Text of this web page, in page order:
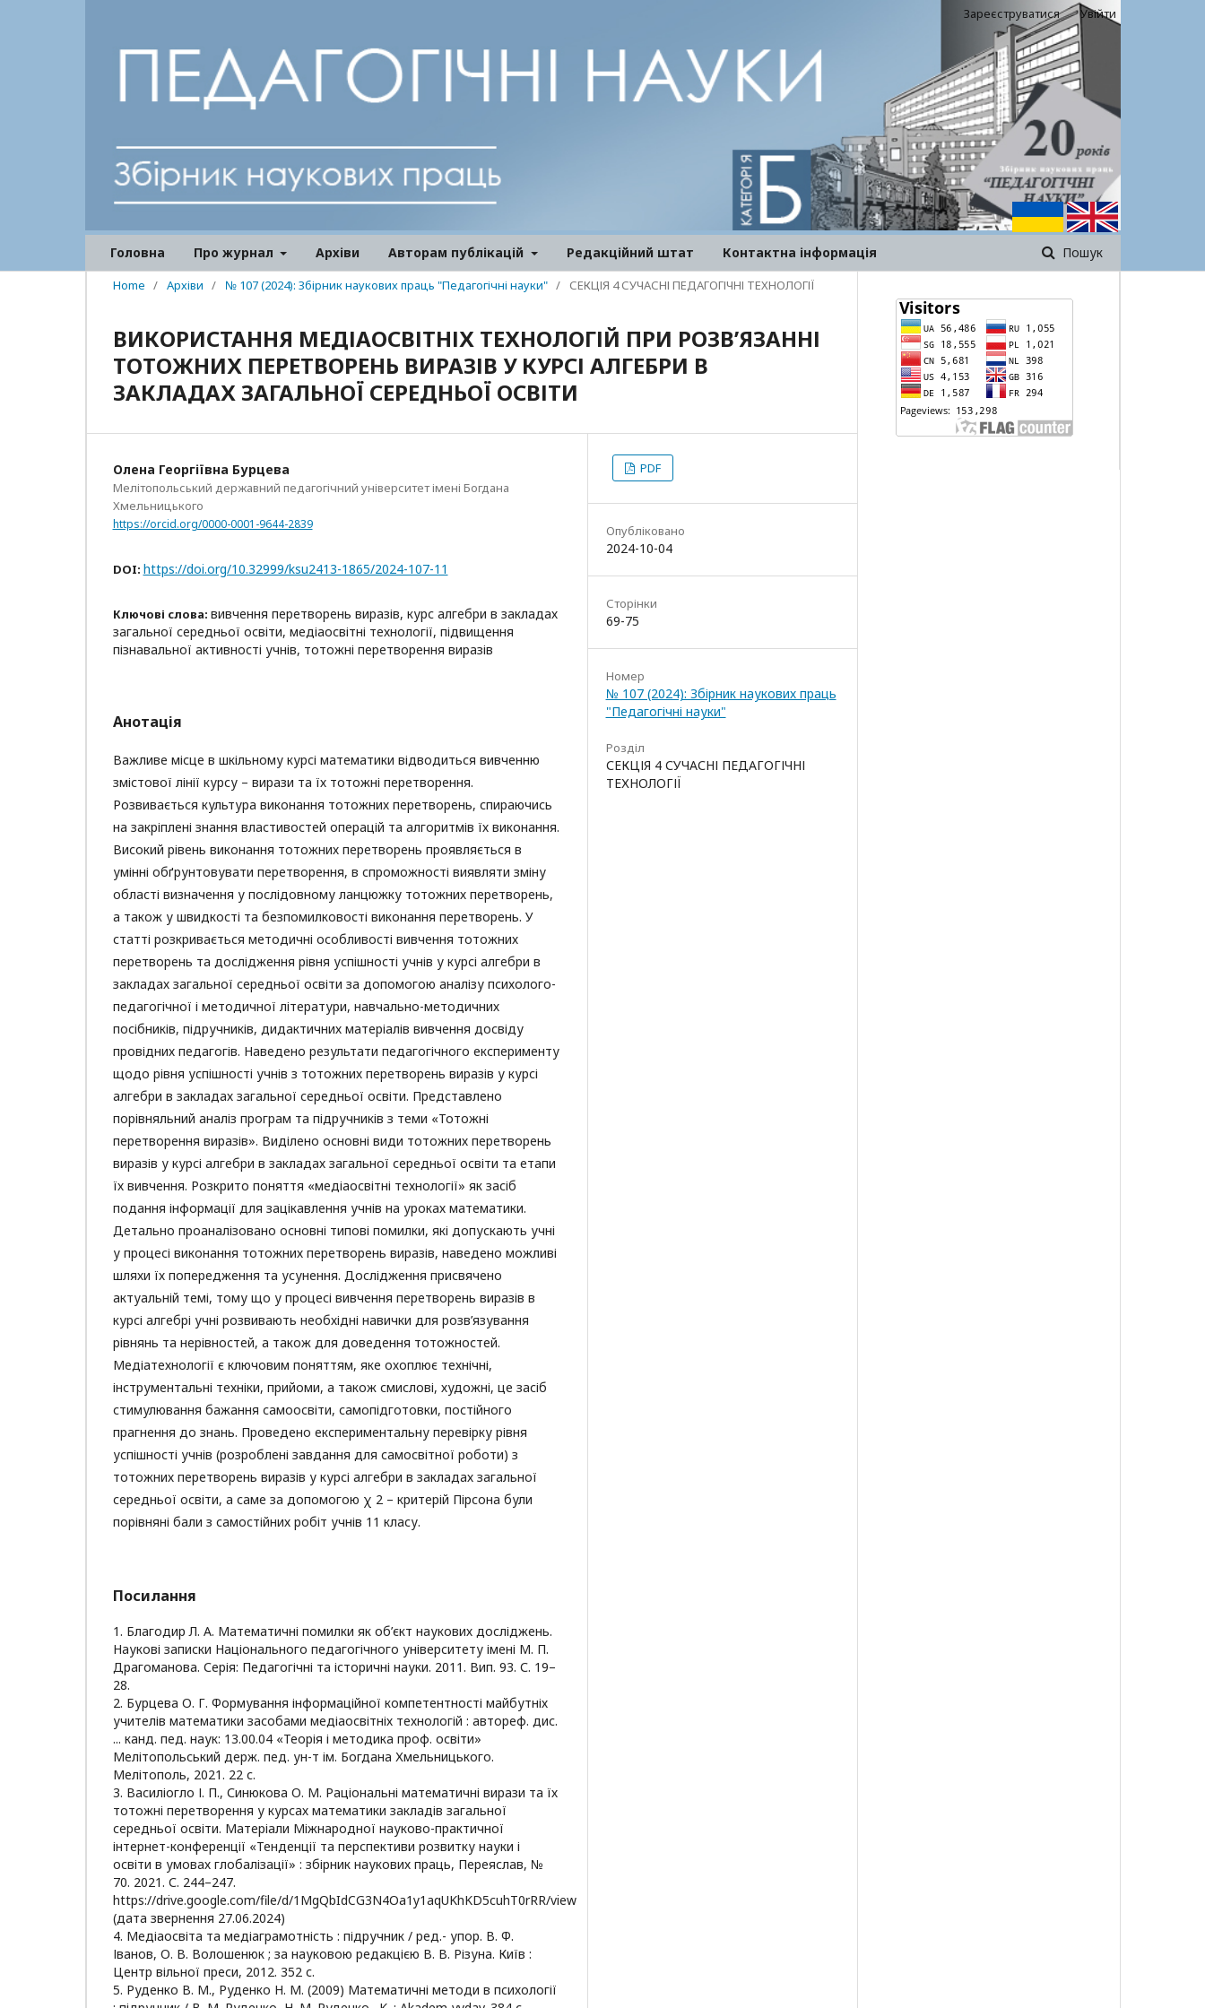
Головна Про журнал Архіви Авторам публікацій Редакційний штат Контактна інформація Пошук
Зареєструватися Увійти
Home / Архіви / № 107 (2024): Збірник наукових праць "Педагогічні науки" / СЕКЦІЯ 4 СУЧАСНІ ПЕДАГОГІЧНІ ТЕХНОЛОГІЇ
ВИКОРИСТАННЯ МЕДІАОСВІТНІХ ТЕХНОЛОГІЙ ПРИ РОЗВ’ЯЗАННІ
ТОТОЖНИХ ПЕРЕТВОРЕНЬ ВИРАЗІВ У КУРСІ АЛГЕБРИ В
ЗАКЛАДАХ ЗАГАЛЬНОЇ СЕРЕДНЬОЇ ОСВІТИ
Олена Георгіївна Бурцева
Мелітопольський державний педагогічний університет імені Богдана
Хмельницького
https://orcid.org/0000-0001-9644-2839
DOI: https://doi.org/10.32999/ksu2413-1865/2024-107-11
Ключові слова: вивчення перетворень виразів, курс алгебри в закладах
загальної середньої освіти, медіаосвітні технології, підвищення
пізнавальної активності учнів, тотожні перетворення виразів
Анотація
Важливе місце в шкільному курсі математики відводиться вивченню
змістової лінії курсу – вирази та їх тотожні перетворення.
Розвивається культура виконання тотожних перетворень, спираючись
на закріплені знання властивостей операцій та алгоритмів їх виконання.
Високий рівень виконання тотожних перетворень проявляється в
умінні обґрунтовувати перетворення, в спроможності виявляти зміну
області визначення у послідовному ланцюжку тотожних перетворень,
а також у швидкості та безпомилковості виконання перетворень. У
статті розкривається методичні особливості вивчення тотожних
перетворень та дослідження рівня успішності учнів у курсі алгебри в
закладах загальної середньої освіти за допомогою аналізу психолого-
педагогічної і методичної літератури, навчально-методичних
посібників, підручників, дидактичних матеріалів вивчення досвіду
провідних педагогів. Наведено результати педагогічного експерименту
щодо рівня успішності учнів з тотожних перетворень виразів у курсі
алгебри в закладах загальної середньої освіти. Представлено
порівняльний аналіз програм та підручників з теми «Тотожні
перетворення виразів». Виділено основні види тотожних перетворень
виразів у курсі алгебри в закладах загальної середньої освіти та етапи
їх вивчення. Розкрито поняття «медіаосвітні технології» як засіб
подання інформації для зацікавлення учнів на уроках математики.
Детально проаналізовано основні типові помилки, які допускають учні
у процесі виконання тотожних перетворень виразів, наведено можливі
шляхи їх попередження та усунення. Дослідження присвячено
актуальній темі, тому що у процесі вивчення перетворень виразів в
курсі алгебрі учні розвивають необхідні навички для розв’язування
рівнянь та нерівностей, а також для доведення тотожностей.
Медіатехнології є ключовим поняттям, яке охоплює технічні,
інструментальні техніки, прийоми, а також смислові, художні, це засіб
стимулювання бажання самоосвіти, самопідготовки, постійного
прагнення до знань. Проведено експериментальну перевірку рівня
успішності учнів (розроблені завдання для самосвітної роботи) з
тотожних перетворень виразів у курсі алгебри в закладах загальної
середньої освіти, а саме за допомогою χ 2 – критерій Пірсона були
порівняні бали з самостійних робіт учнів 11 класу.
Посилання
1. Благодир Л. А. Математичні помилки як об’єкт наукових досліджень.
Наукові записки Національного педагогічного університету імені М. П.
Драгоманова. Серія: Педагогічні та історичні науки. 2011. Вип. 93. С. 19–
28.
2. Бурцева О. Г. Формування інформаційної компетентності майбутніх
учителів математики засобами медіаосвітніх технологій : автореф. дис.
... канд. пед. наук: 13.00.04 «Теорія і методика проф. освіти»
Мелітопольський держ. пед. ун-т ім. Богдана Хмельницького.
Мелітополь, 2021. 22 с.
3. Василіогло І. П., Синюкова О. М. Раціональні математичні вирази та їх
тотожні перетворення у курсах математики закладів загальної
середньої освіти. Матеріали Міжнародної науково-практичної
інтернет-конференції «Тенденції та перспективи розвитку науки і
освіти в умовах глобалізації» : збірник наукових праць, Переяслав, №
70. 2021. С. 244–247.
https://drive.google.com/file/d/1MgQbIdCG3N4Oa1y1aqUKhKD5cuhT0rRR/view
(дата звернення 27.06.2024)
4. Медіаосвіта та медіаграмотність : підручник / ред.- упор. В. Ф.
Іванов, О. В. Волошенюк ; за науковою редакцією В. В. Різуна. Київ :
Центр вільної преси, 2012. 352 с.
5. Руденко В. M., Руденко Н. M. (2009) Математичні методи в психології
PDF
Опубліковано
2024-10-04
Сторінки
69-75
Номер
№ 107 (2024): Збірник наукових праць
"Педагогічні науки"
Розділ
СЕКЦІЯ 4 СУЧАСНІ ПЕДАГОГІЧНІ
ТЕХНОЛОГІЇ